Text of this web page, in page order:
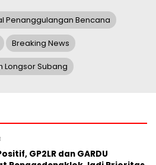
Penanggulangan Bencana
Breaking News
Longsor Subang
GP2LR dan GARDU